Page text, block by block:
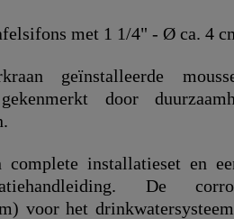
met 1 1/4" - Ø ca. 4
geïnstalleerde
door
installatieset en
De
voor het